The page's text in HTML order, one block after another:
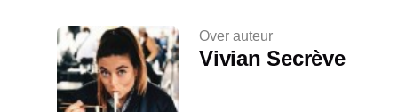
Over auteur
Vivian Secrève